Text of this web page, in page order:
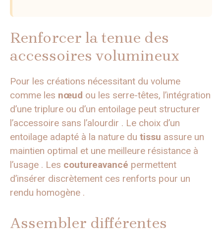
Renforcer la tenue des
accessoires volumineux
Pour les créations nécessitant du volume
comme les nœud ou les serre-têtes, l’intégration
d’une triplure ou d’un entoilage peut structurer
l’accessoire sans l’alourdir . Le choix d’un
entoilage adapté à la nature du tissu assure un
maintien optimal et une meilleure résistance à
l’usage . Les coutureavancé permettent
d’insérer discrètement ces renforts pour un
rendu homogène .
Assembler différentes